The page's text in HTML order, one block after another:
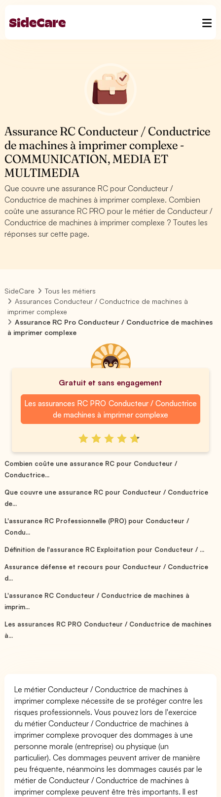
Assurance RC Conducteur / Conductrice
de machines à imprimer complexe -
COMMUNICATION, MEDIA ET
MULTIMEDIA
Que couvre une assurance RC pour Conducteur /
Conductrice de machines à imprimer complexe. Combien
coûte une assurance RC PRO pour le métier de Conducteur /
Conductrice de machines à imprimer complexe ? Toutes les
réponses sur cette page.
SideCare
Tous les métiers
Assurances Conducteur / Conductrice de machines à
imprimer complexe
Assurance RC Pro Conducteur / Conductrice de machines
à imprimer complexe
Gratuit et sans engagement
Les assurances RC PRO Conducteur / Conductrice
de machines à imprimer complexe
Combien coûte une assurance RC pour Conducteur /
Conductrice...
Que couvre une assurance RC pour Conducteur / Conductrice
de...
L'assurance RC Professionnelle (PRO) pour Conducteur /
Condu...
Définition de l'assurance RC Exploitation pour Conducteur / ...
Assurance défense et recours pour Conducteur / Conductrice
d...
L'assurance RC Conducteur / Conductrice de machines à
imprim...
Les assurances RC PRO Conducteur / Conductrice de machines
à...
Le métier Conducteur / Conductrice de machines à
imprimer complexe nécessite de se protéger contre les
risques professionnels. Vous pouvez lors de l'exercice
du métier Conducteur / Conductrice de machines à
imprimer complexe provoquer des dommages à une
personne morale (entreprise) ou physique (un
particulier). Ces dommages peuvent arriver de manière
peu fréquente, néanmoins les dommages causés par le
métier de Conducteur / Conductrice de machines à
imprimer complexe peuvent être très importants. Il est